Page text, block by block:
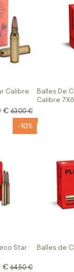
Calibre
€ Prix normal
63,00 €
Balles De
Calibre
Star
-10%
€ Prix normal
64,50 €
Balles de